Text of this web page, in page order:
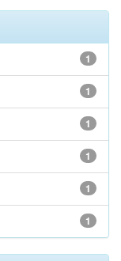
1
1
1
1
1
1